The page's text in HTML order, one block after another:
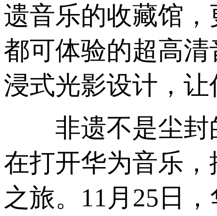
遗音乐的收藏馆
都可体验的超高
浸式光影设计，
非遗不是尘封
在打开华为音乐
之旅。11月25日